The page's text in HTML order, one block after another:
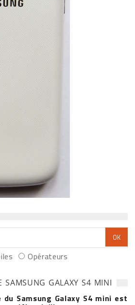
Opérateurs
SAMSUNG GALAXY S4 MINI
du Samsung Galaxy S4 mini est